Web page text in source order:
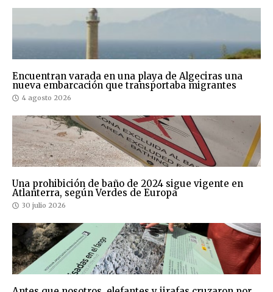
Encuentran varada en una playa de Algeciras una
nueva embarcación que transportaba migrantes
4 agosto 2026
Una prohibición de baño de 2024 sigue vigente en
Atlanterra, según Verdes de Europa
30 julio 2026